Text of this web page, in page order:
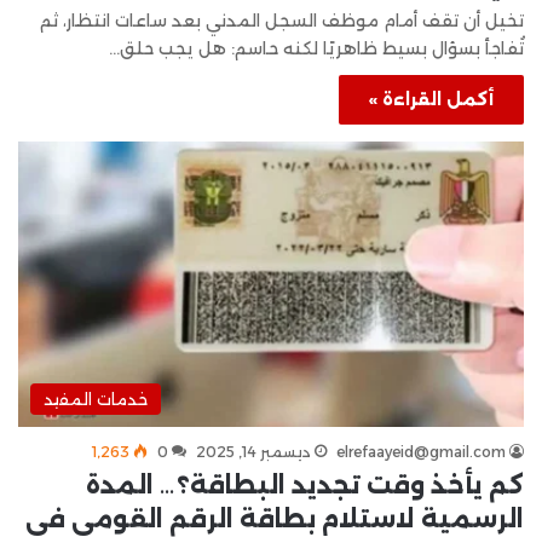
تخيل أن تقف أمام موظف السجل المدني بعد ساعات انتظار، ثم
تُفاجأ بسؤال بسيط ظاهريًا لكنه حاسم: هل يجب حلق…
أكمل القراءة »
خدمات المفيد
elrefaayeid@gmail.com ديسمبر 14, 2025 0 1٬263
كم يأخذ وقت تجديد البطاقة؟… المدة
الرسمية لاستلام بطاقة الرقم القومي في